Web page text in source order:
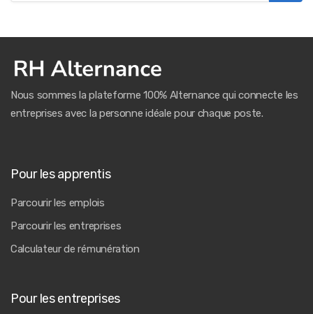
Nous sommes la plateforme 100% Alternance qui connecte les
entreprises avec la personne idéale pour chaque poste.
Pour les apprentis
Parcourir les emplois
Parcourir les entreprises
Calculateur de rémunération
Pour les entreprises